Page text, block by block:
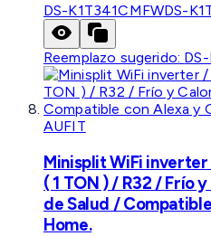
DS-K1T341CMFWDS-
Reemplazo sugerido:
AUFIT
Minisplit WiFi inverter
( 1 TON ) / R32 / Frío
de Salud /
Home.